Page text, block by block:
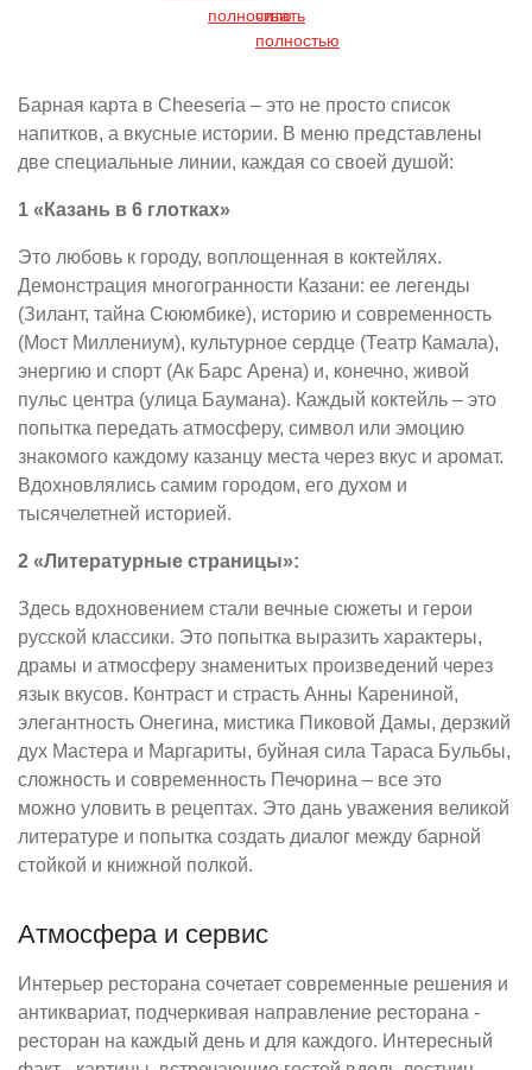
полностью
читать
полностью
Барная карта в Cheeseria – это не просто список
напитков, а вкусные истории. В меню представлены
две специальные линии, каждая со своей душой:
1 «Казань в 6 глотках»
Это любовь к городу, воплощенная в коктейлях.
Демонстрация многогранности Казани: ее легенды
(Зилант, тайна Сююмбике), историю и современность
(Мост Миллениум), культурное сердце (Театр Камала),
энергию и спорт (Ак Барс Арена) и, конечно, живой
пульс центра (улица Баумана). Каждый коктейль – это
попытка передать атмосферу, символ или эмоцию
знакомого каждому казанцу места через вкус и аромат.
Вдохновлялись самим городом, его духом и
тысячелетней историей.
2 «Литературные страницы»:
Здесь вдохновением стали вечные сюжеты и герои
русской классики. Это попытка выразить характеры,
драмы и атмосферу знаменитых произведений через
язык вкусов. Контраст и страсть Анны Карениной,
элегантность Онегина, мистика Пиковой Дамы, дерзкий
дух Мастера и Маргариты, буйная сила Тараса Бульбы,
сложность и современность Печорина – все это
можно уловить в рецептах. Это дань уважения великой
литературе и попытка создать диалог между барной
стойкой и книжной полкой.
Атмосфера и сервис
Интерьер ресторана сочетает современные решения и
антиквариат, подчеркивая направление ресторана -
ресторан на каждый день и для каждого. Интересный